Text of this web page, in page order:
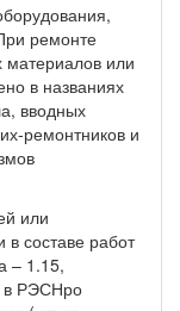
ремонте
материалов или
в названиях
вводных
ремонтников и
или
в составе работ
– 1.15,
в РЭСНро